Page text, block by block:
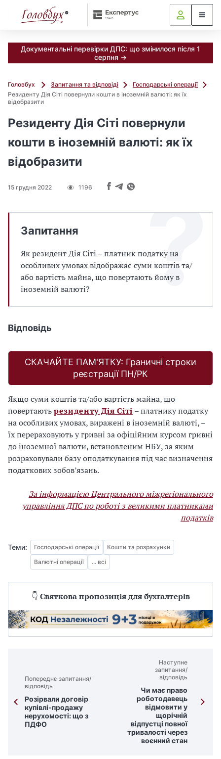
Документальні перевірки ДПС: що змінилося після 1
серпня →
Головбух Запитання та відповіді
Господарські операції
Резиденту Дія Сіті повернули кошти в іноземній валюті: як їх
відобразити
Резиденту Дія Сіті повернули
кошти в іноземній валюті: як їх
відобразити
15 грудня 2022 1196
Запитання
Як резидент Дія Сіті – платник податку на
особливих умовах відображає суми коштів та/
або вартість майна, що повертають йому в
іноземній валюті?
Відповідь
СКАЧАЙТЕ ПАМ'ЯТКУ: Граничні строки
реєстрації ПН/РК
Якщо суми коштів та/або вартість майна, що
повертаютьрезиденту Дія Сіті – платнику податку
на особливих умовах, виражені в іноземній валюті, –
їх перераховують у гривні за офіційним курсом гривні
до іноземної валюти, встановленим НБУ, за яким
розраховували базу оподаткування під час визначення
податкових зобов’язань.
За інформацією Центрального міжрегіонального
управління ДПС по роботі з великими платниками
податків
Теми: Господарські операції
Кошти та розрахунки
Валютні операції
... всі
👇 Святкова пропозиція для бухгалтерів
Попереднє запитання/
відповідь
Розірвали договір
купівлі-продажу
нерухомості: що з
ПДФО
Наступне
запитання/
відповідь
Чи має право
роботодавець
відмовити у
щорічній
відпустці повної
тривалості через
воєнний стан